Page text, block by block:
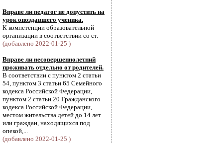
Вправе ли педагог не допустить на
урок опоздавшего ученика.
К компетенции образовательной
организации в соответствии со ст.
(добавлено 2022-01-25 )
Вправе ли несовершеннолетний
проживать отдельно от родителей.
В соответствии с пунктом 2 статьи
54, пунктом 3 статьи 65 Семейного
кодекса Российской Федерации,
пунктом 2 статьи 20 Гражданского
кодекса Российской Федерации,
местом жительства детей до 14 лет
или граждан, находящихся под
опекой,...
(добавлено 2022-01-25 )